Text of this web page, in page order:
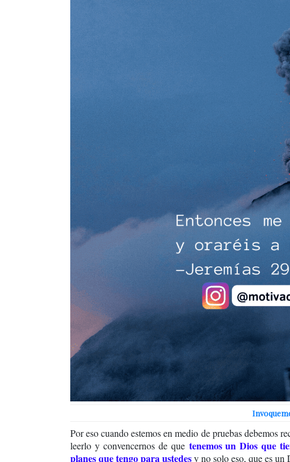
Por eso cuando estemos en medio de pruebas debemos
leerlo y convencernos de que tenemos un Dios que
planes que tengo para ustedesy no solo eso, que es un